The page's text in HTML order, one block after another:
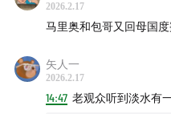
2026.2.17
马里奥和包哥又回母国度
矢人一
2026.2.17
14:47 老观众听到淡水有